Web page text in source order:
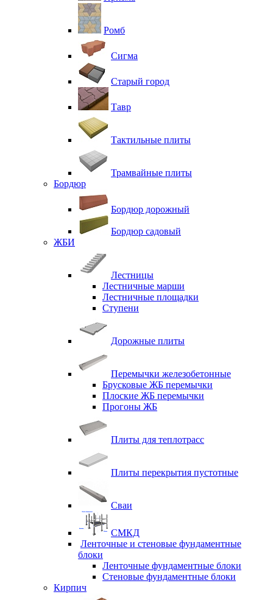
Ромб
Сигма
Старый город
Тавр
Тактильные плиты
Трамвайные плиты
Бордюр
Бордюр дорожный
Бордюр садовый
ЖБИ
Лестницы
Лестничные марши
Лестничные площадки
Ступени
Дорожные плиты
Перемычки железобетонные
Брусковые ЖБ перемычки
Плоские ЖБ перемычки
Прогоны ЖБ
Плиты для теплотрасс
Плиты перекрытия пустотные
Сваи
СМКД
Ленточные и стеновые фундаментные
блоки
Ленточные фундаментные блоки
Стеновые фундаментные блоки
Кирпич